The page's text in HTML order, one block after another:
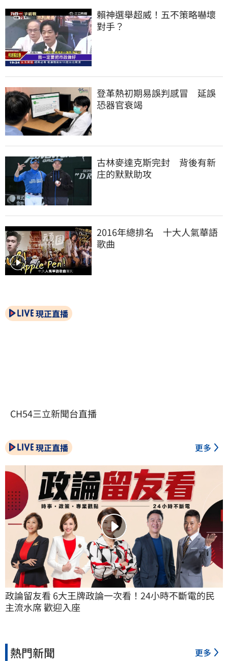
賴神選舉超威！五不策略嚇壞
對手？
登革熱初期易誤判感冒　延誤
恐器官衰竭
古林麥達克斯完封　背後有新
庄的默默助攻
2016年總排名　十大人氣華語
歌曲
現正直播
CH54三立新聞台直播
現正直播 更多
政論留友看 6大王牌政論一次看！24小時不斷電的民
主流水席 歡迎入座
熱門新聞 更多